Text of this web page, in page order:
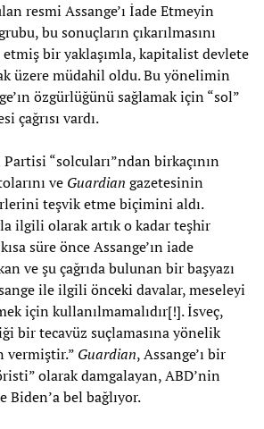
resmi Assange’ı İade Etmeyin
bu sonuçların çıkarılmasını
bir yaklaşımla, kapitalist devlete
üzere müdahil oldu. Bu yönelimin
özgürlüğünü sağlamak için “sol”
çağrısı vardı.
“solcuları”ndan birkaçının
ve Guardian gazetesinin
teşvik etme biçimini aldı.
ilgili olarak artık o kadar teşhir
süre önce Assange’ın iade
ve şu çağrıda bulunan bir başyazı
ile ilgili önceki davalar, meseleyi
için kullanılmamalıdır[!]. İsveç,
bir tecavüz suçlamasına yönelik
vermiştir.” Guardian, Assange’ı bir
olarak damgalayan, ABD’nin
Biden’a bel bağlıyor.